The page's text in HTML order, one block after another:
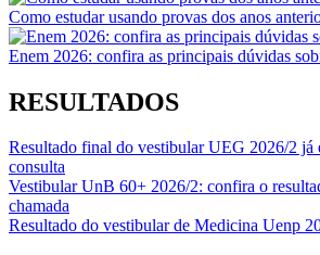
Como estudar usando provas dos anos
Enem 2026: confira as principais dúvidas
RESULTADOS
Resultado final do vestibular UEG 2026/2 já
consulta
Vestibular UnB 60+ 2026/2: confira o
chamada
Resultado do vestibular de Medicina Uenp